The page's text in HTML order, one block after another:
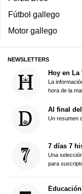
Fútbol gallego
Motor gallego
NEWSLETTERS
Hoy en La
La
hora de la
Al final
Un resumen
7 días 7
Una
para
Educación